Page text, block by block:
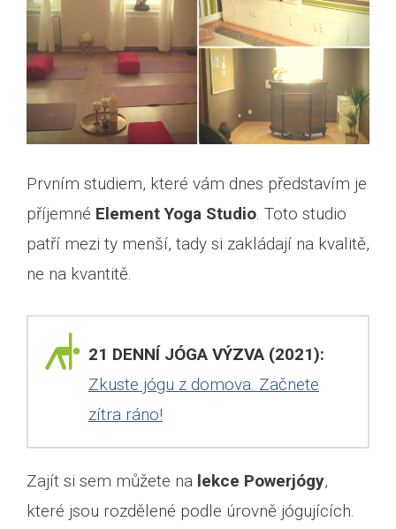
Prvním studiem, které vám dnes představím je
příjemné Element Yoga Studio. Toto studio
patří mezi ty menší, tady si zakládají na kvalitě,
ne na kvantitě.
21 DENNÍ JÓGA VÝZVA (2021):
Zkuste jógu z domova. Začnete
zítra ráno!
Zajít si sem můžete na lekce Powerjógy,
které jsou rozdělené podle úrovně jógujících.